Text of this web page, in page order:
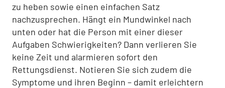
zu heben sowie einen einfachen Satz
nachzusprechen. Hängt ein Mundwinkel nach
unten oder hat die Person mit einer dieser
Aufgaben Schwierigkeiten? Dann verlieren Sie
keine Zeit und alarmieren sofort den
Rettungsdienst. Notieren Sie sich zudem die
Symptome und ihren Beginn – damit erleichtern